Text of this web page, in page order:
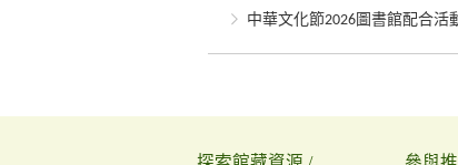
中華文化節2026圖書館配合活